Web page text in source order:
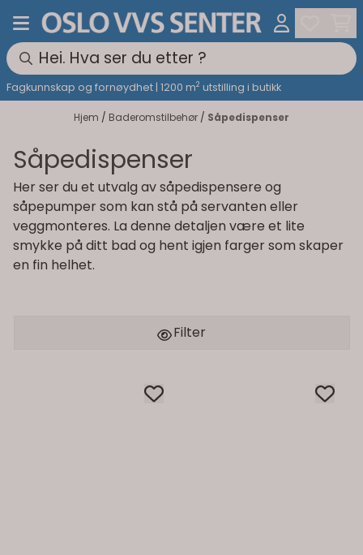
Hopp til innhold
Fagkunnskap og fornøydhet | 1200 m2 utstilling i butikk
Hjem / Baderomstilbehør / Såpedispenser
Såpedispenser
Her ser du et utvalg av såpedispensere og
såpepumper som kan stå på servanten eller
veggmonteres. La denne detaljen være et lite
smykke på ditt bad og hent igjen farger som skaper
en fin helhet.
Filter